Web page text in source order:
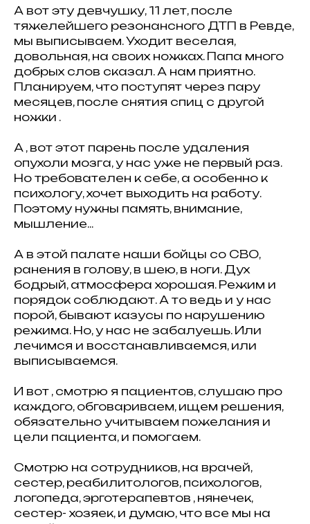
А вот эту девчушку, 11 лет, после
тяжелейшего резонансного ДТП в Ревде,
мы выписываем. Уходит веселая,
довольная, на своих ножках. Папа много
добрых слов сказал. А нам приятно.
Планируем, что поступят через пару
месяцев, после снятия спиц с другой
ножки .
А , вот этот парень после удаления
опухоли мозга, у нас уже не первый раз.
Но требователен к себе, а особенно к
психологу, хочет выходить на работу.
Поэтому нужны память, внимание,
мышление...
А в этой палате наши бойцы со СВО,
ранения в голову, в шею, в ноги. Дух
бодрый, атмосфера хорошая. Режим и
порядок соблюдают. А то ведь и у нас
порой, бывают казусы по нарушению
режима. Но, у нас не забалуешь. Или
лечимся и восстанавливаемся, или
выписываемся.
И вот , смотрю я пациентов, слушаю про
каждого, обговариваем, ищем решения,
обязательно учитываем пожелания и
цели пациента, и помогаем.
Смотрю на сотрудников, на врачей,
сестер, реабилитологов, психологов,
логопеда, эрготерапевтов , нянечек,
сестер- хозяек, и думаю, что все мы на